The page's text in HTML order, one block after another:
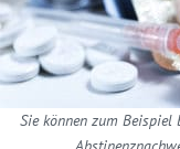
Sie können zum Beispiel